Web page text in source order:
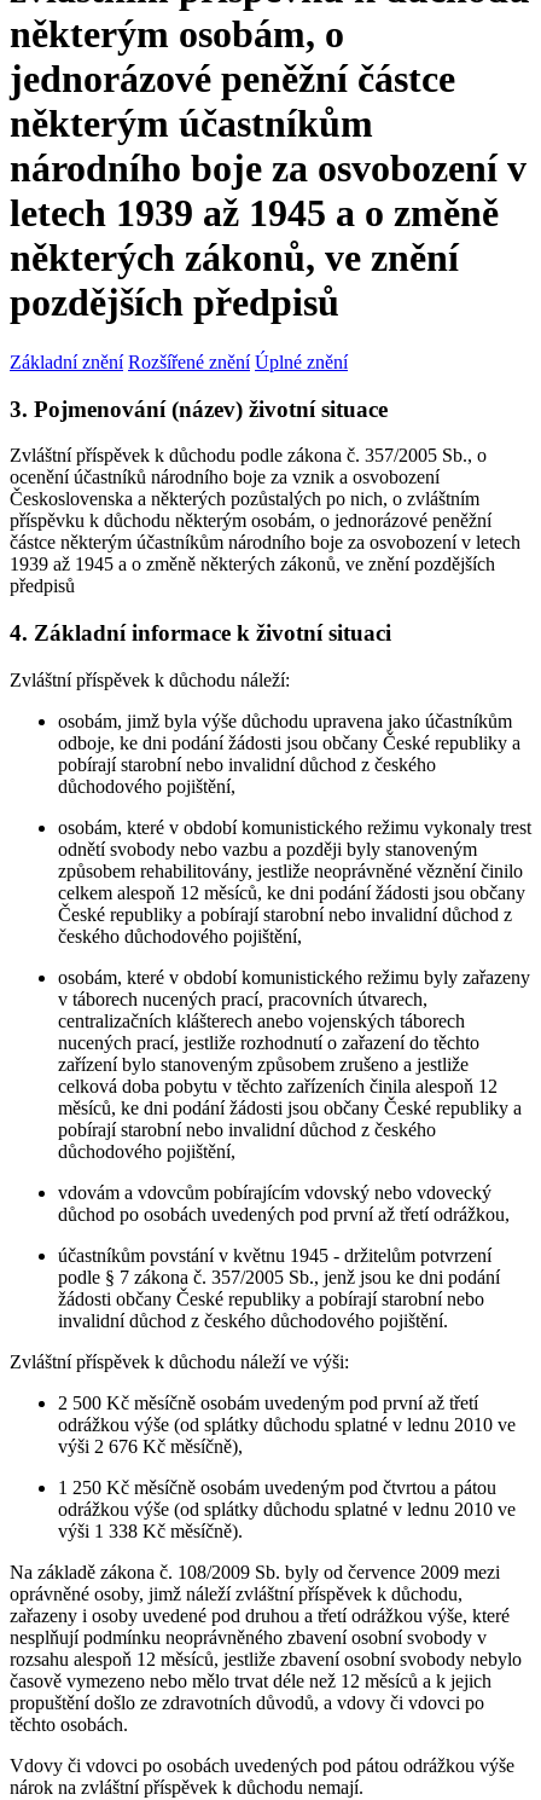
některým osobám, o
jednorázové peněžní částce
některým účastníkům
národního boje za osvobození v
letech 1939 až 1945 a o změně
některých zákonů, ve znění
pozdějších předpisů
Základní znění Rozšířené znění Úplné znění
3. Pojmenování (název) životní situace
Zvláštní příspěvek k důchodu podle zákona č. 357/2005 Sb., o
ocenění účastníků národního boje za vznik a osvobození
Československa a některých pozůstalých po nich, o zvláštním
příspěvku k důchodu některým osobám, o jednorázové peněžní
částce některým účastníkům národního boje za osvobození v letech
1939 až 1945 a o změně některých zákonů, ve znění pozdějších
předpisů
4. Základní informace k životní situaci
Zvláštní příspěvek k důchodu náleží:
osobám, jimž byla výše důchodu upravena jako účastníkům
odboje, ke dni podání žádosti jsou občany České republiky a
pobírají starobní nebo invalidní důchod z českého
důchodového pojištění,
osobám, které v období komunistického režimu vykonaly trest
odnětí svobody nebo vazbu a později byly stanoveným
způsobem rehabilitovány, jestliže neoprávněné věznění činilo
celkem alespoň 12 měsíců, ke dni podání žádosti jsou občany
České republiky a pobírají starobní nebo invalidní důchod z
českého důchodového pojištění,
osobám, které v období komunistického režimu byly zařazeny
v táborech nucených prací, pracovních útvarech,
centralizačních klášterech anebo vojenských táborech
nucených prací, jestliže rozhodnutí o zařazení do těchto
zařízení bylo stanoveným způsobem zrušeno a jestliže
celková doba pobytu v těchto zařízeních činila alespoň 12
měsíců, ke dni podání žádosti jsou občany České republiky a
pobírají starobní nebo invalidní důchod z českého
důchodového pojištění,
vdovám a vdovcům pobírajícím vdovský nebo vdovecký
důchod po osobách uvedených pod první až třetí odrážkou,
účastníkům povstání v květnu 1945 - držitelům potvrzení
podle § 7 zákona č. 357/2005 Sb., jenž jsou ke dni podání
žádosti občany České republiky a pobírají starobní nebo
invalidní důchod z českého důchodového pojištění.
Zvláštní příspěvek k důchodu náleží ve výši:
2 500 Kč měsíčně osobám uvedeným pod první až třetí
odrážkou výše (od splátky důchodu splatné v lednu 2010 ve
výši 2 676 Kč měsíčně),
1 250 Kč měsíčně osobám uvedeným pod čtvrtou a pátou
odrážkou výše (od splátky důchodu splatné v lednu 2010 ve
výši 1 338 Kč měsíčně).
Na základě zákona č. 108/2009 Sb. byly od července 2009 mezi
oprávněné osoby, jimž náleží zvláštní příspěvek k důchodu,
zařazeny i osoby uvedené pod druhou a třetí odrážkou výše, které
nesplňují podmínku neoprávněného zbavení osobní svobody v
rozsahu alespoň 12 měsíců, jestliže zbavení osobní svobody nebylo
časově vymezeno nebo mělo trvat déle než 12 měsíců a k jejich
propuštění došlo ze zdravotních důvodů, a vdovy či vdovci po
těchto osobách.
Vdovy či vdovci po osobách uvedených pod pátou odrážkou výše
nárok na zvláštní příspěvek k důchodu nemají.